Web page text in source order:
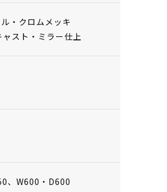
・クロムメッキ
スト・ミラー仕上
、W600・D600